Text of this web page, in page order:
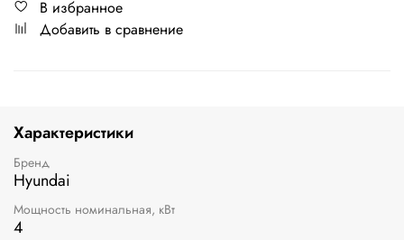
В избранное
Добавить в сравнение
Характеристики
Бренд
Hyundai
Мощность номинальная, кВт
4